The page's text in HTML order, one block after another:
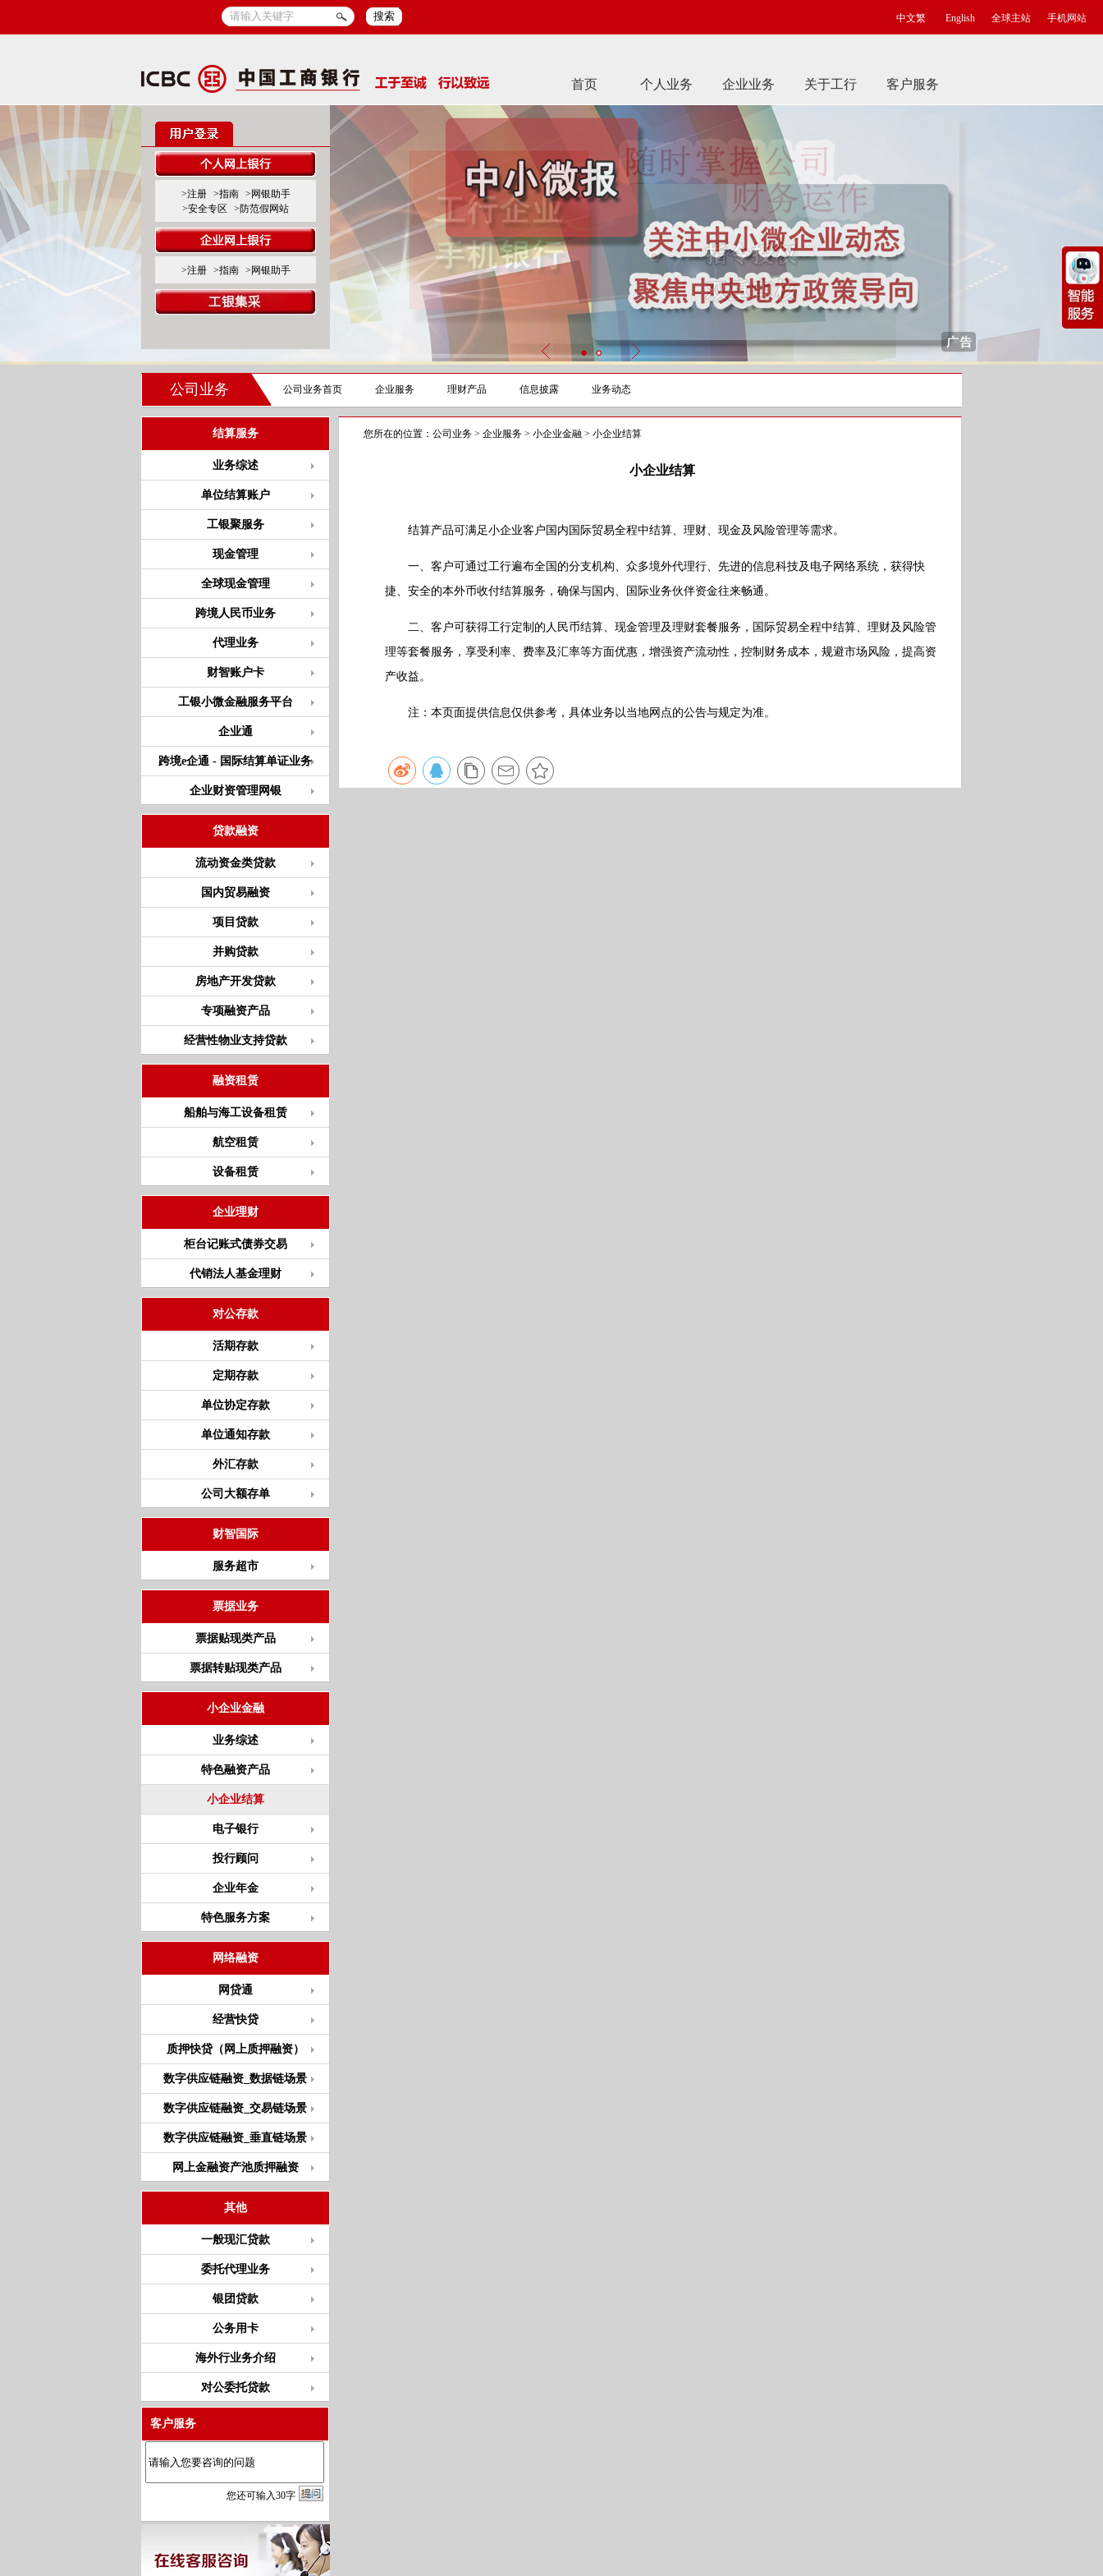
搜索 中文繁 English 全球主站 手机网站
首页 个人业务 企业业务 关于工行 客户服务
>注册 >指南
>网银助手
>安全专区
>防范假网站
>注册 >指南 >网银助手
公司业务 公司业务首页 企业服务 理财产品 信息披露 业务动态
结算服务
业务综述
单位结算账户
工银聚服务
现金管理
全球现金管理
跨境人民币业务
代理业务
财智账户卡
工银小微金融服务平台
企业通
跨境e企通 - 国际结算单证业务
企业财资管理网银
贷款融资
流动资金类贷款
国内贸易融资
项目贷款
并购贷款
房地产开发贷款
专项融资产品
经营性物业支持贷款
融资租赁
船舶与海工设备租赁
航空租赁
设备租赁
企业理财
柜台记账式债券交易
代销法人基金理财
对公存款
活期存款
定期存款
单位协定存款
单位通知存款
外汇存款
公司大额存单
财智国际
服务超市
票据业务
票据贴现类产品
票据转贴现类产品
小企业金融
业务综述
特色融资产品
小企业结算
电子银行
投行顾问
企业年金
特色服务方案
网络融资
网贷通
经营快贷
质押快贷（网上质押融资）
数字供应链融资_数据链场景
数字供应链融资_交易链场景
数字供应链融资_垂直链场景
网上金融资产池质押融资
其他
一般现汇贷款
委托代理业务
银团贷款
公务用卡
海外行业务介绍
对公委托贷款
客户服务
您还可输入30字
您所在的位置： 公司业务 > 企业服务 > 小企业金融 > 小企业结算
小企业结算
结算产品可满足小企业客户国内国际贸易全程中结算、理财、现金及风险管理等需求。
一、客户可通过工行遍布全国的分支机构、众多境外代理行、先进的信息科技及电子网络系统，获得快
捷、安全的本外币收付结算服务，确保与国内、国际业务伙伴资金往来畅通。
二、客户可获得工行定制的人民币结算、现金管理及理财套餐服务，国际贸易全程中结算、理财及风险管
理等套餐服务，享受利率、费率及汇率等方面优惠，增强资产流动性，控制财务成本，规避市场风险，提高资
产收益。
注：本页面提供信息仅供参考，具体业务以当地网点的公告与规定为准。